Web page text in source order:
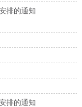
排的通知
排的通知